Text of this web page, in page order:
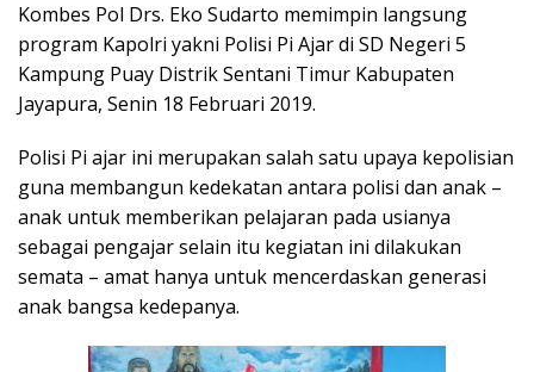
Kombes Pol Drs. Eko Sudarto memimpin langsung
program Kapolri yakni Polisi Pi Ajar di SD Negeri 5
Kampung Puay Distrik Sentani Timur Kabupaten
Jayapura, Senin 18 Februari 2019.
Polisi Pi ajar ini merupakan salah satu upaya kepolisian
guna membangun kedekatan antara polisi dan anak –
anak untuk memberikan pelajaran pada usianya
sebagai pengajar selain itu kegiatan ini dilakukan
semata – amat hanya untuk mencerdaskan generasi
anak bangsa kedepanya.